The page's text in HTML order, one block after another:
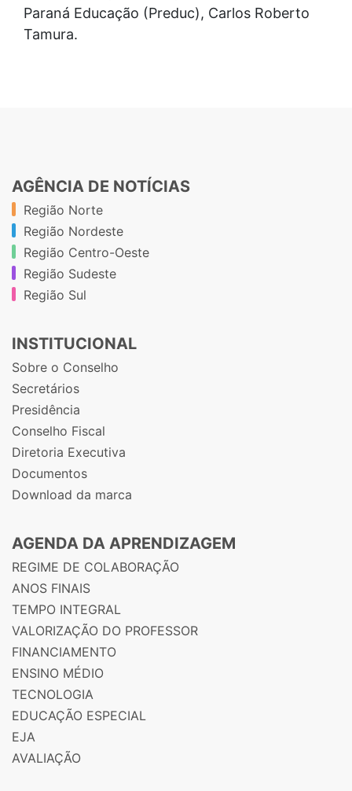
Paraná Educação (Preduc), Carlos Roberto
Tamura.
AGÊNCIA DE NOTÍCIAS
Região Norte
Região Nordeste
Região Centro-Oeste
Região Sudeste
Região Sul
INSTITUCIONAL
Sobre o Conselho
Secretários
Presidência
Conselho Fiscal
Diretoria Executiva
Documentos
Download da marca
AGENDA DA APRENDIZAGEM
REGIME DE COLABORAÇÃO
ANOS FINAIS
TEMPO INTEGRAL
VALORIZAÇÃO DO PROFESSOR
FINANCIAMENTO
ENSINO MÉDIO
TECNOLOGIA
EDUCAÇÃO ESPECIAL
EJA
AVALIAÇÃO